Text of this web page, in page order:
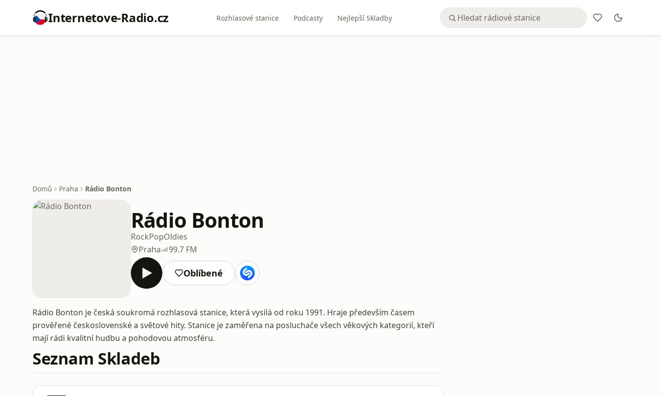
Internetove-Radio.cz Rozhlasové stanice Podcasty Nejlepší Skladby
Domů Praha Rádio Bonton
Rádio Bonton
RockPopOldies
Praha
99.7 FM
Oblíbené
Rádio Bonton je česká soukromá rozhlasová stanice, která vysílá od roku 1991. Hraje především časem
prověřené československé a světové hity. Stanice je zaměřena na posluchače všech věkových kategorií, kteří
mají rádi kvalitní hudbu a pohodovou atmosféru.
Seznam Skladeb